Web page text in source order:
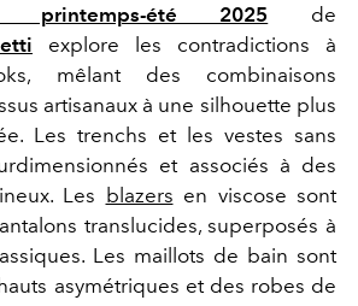
printemps-été 2025 de
explore les contradictions à
mêlant des combinaisons
artisanaux à une silhouette plus
Les trenchs et les vestes sans
et associés à des
Les blazers en viscose sont
translucides, superposés à
Les maillots de bain sont
asymétriques et des robes de